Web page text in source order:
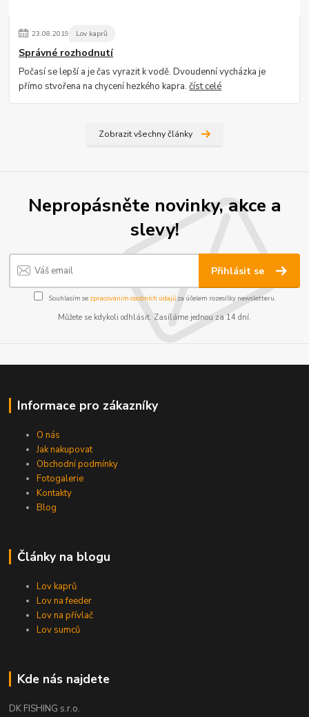
23.08.2019 Lov kaprů
Správné rozhodnutí
Počasí se lepší a je čas vyrazit k vodě. Dvoudenní vycházka je
přímo stvořena na chycení hezkého kapra.číst celé
Zobrazit všechny články
Nepropásněte novinky, akce a
slevy!
Přihlásit se
Souhlasím se zpracováním osobních údajůza účelem rozesílky newsletteru.
Můžete se kdykoli odhlásit. Zasíláme jednou za 14 dní.
Informace pro zákazníky
O nás
Jak nakupovat
Obchodní podmínky
Fotogalerie
Kontakty
Blog
Články na blogu
Lov kaprů
Lov na feeder
Lov na přívlač
Lov sumců
Kde nás najdete
DK FISHING s.r.o.